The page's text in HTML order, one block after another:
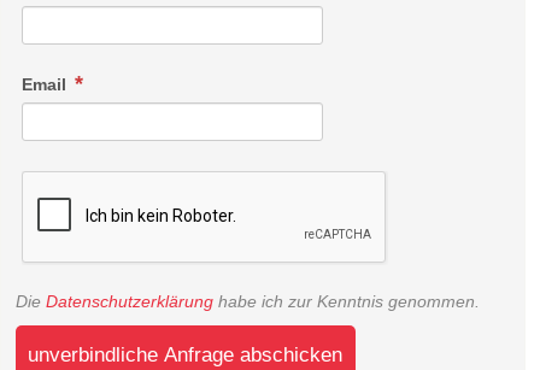
Email
Die Datenschutzerklärung habe ich zur Kenntnis genommen.
unverbindliche Anfrage abschicken